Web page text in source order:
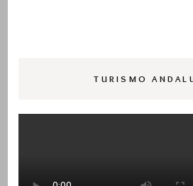
TURISMO